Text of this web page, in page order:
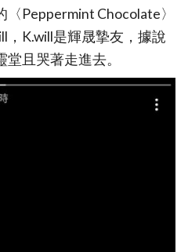
Peppermint Chocolate〉
，K.will是輝晟摯友，據說
且哭著走進去。